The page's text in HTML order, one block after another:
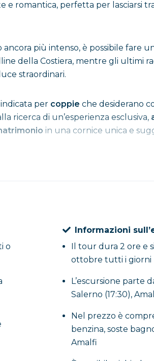
e romantica, perfetta per lasciarsi
più intenso, è possibile fare
della Costiera, mentre gli ultimi
straordinari.
per coppie che desiderano
ricerca di un’esperienza esclusiva,
in una cornice unica e
pensato per accompagnarti nel
o
Informazioni
Il tour dura 2 ore e
ottobre tutti i giorni
L’escursione parte
Salerno (17:30),
Nel prezzo è
benzina, soste
Amalfi